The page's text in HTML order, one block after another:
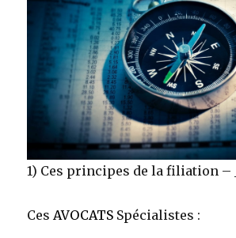
1) Ces principes de la filiation – _
Ces AVOCATS Spécialistes :